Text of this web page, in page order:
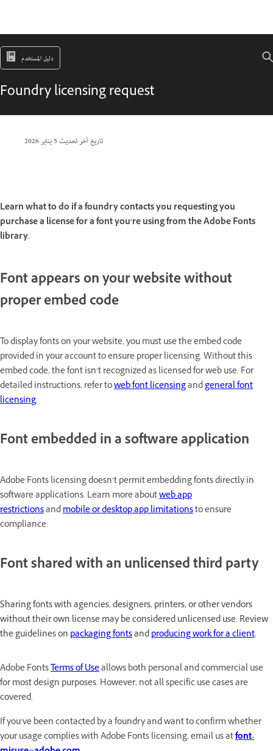
دليل المستخدم
Foundry licensing request
تاريخ آخر تحديث5 يناير 2026
Learn what to do if a foundry contacts you requesting you
purchase a license for a font you’re using from the Adobe Fonts
library.
Font appears on your website without
proper embed code
To display fonts on your website, you must use the embed code
provided in your account to ensure proper licensing. Without this
embed code, the font isn’t recognized as licensed for web use. For
detailed instructions, refer toweb font licensingandgeneral font
licensing.
Font embedded in a software application
Adobe Fonts licensing doesn’t permit embedding fonts directly in
software applications. Learn more aboutweb app
restrictionsandmobile or desktop app limitationsto ensure
compliance.
Font shared with an unlicensed third party
Sharing fonts with agencies, designers, printers, or other vendors
without their own license may be considered unlicensed use. Review
the guidelines on packaging fontsandproducing work for a client.
Adobe FontsTerms of Useallows both personal and commercial use
for most design purposes. However, not all specific use cases are
covered.
If you’ve been contacted by a foundry and want to confirm whether
your usage complies with Adobe Fonts licensing, email us atfont-